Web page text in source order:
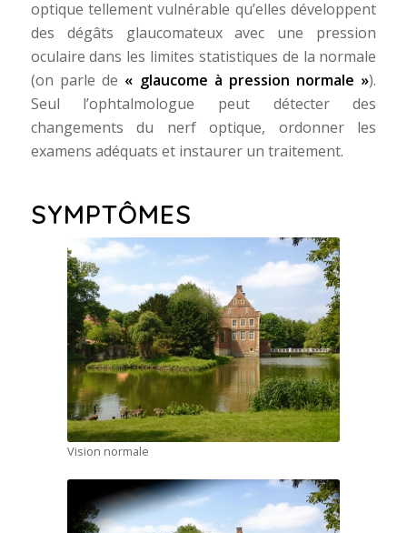
optique tellement vulnérable qu’elles développent
des dégâts glaucomateux avec une pression
oculaire dans les limites statistiques de la normale
(on parle de « glaucome à pression normale »).
Seul l’ophtalmologue peut détecter des
changements du nerf optique, ordonner les
examens adéquats et instaurer un traitement.
SYMPTÔMES
Vision normale